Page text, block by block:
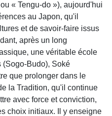
« Tengu-do »), aujourd'hui
au Japon, qu'il
et de savoir-faire issus
après un long
une véritable école
(Sogo-Budo), Soké
que prolonger dans le
la Tradition, qu'il continue
avec force et conviction,
choix initiaux. Il y enseigne